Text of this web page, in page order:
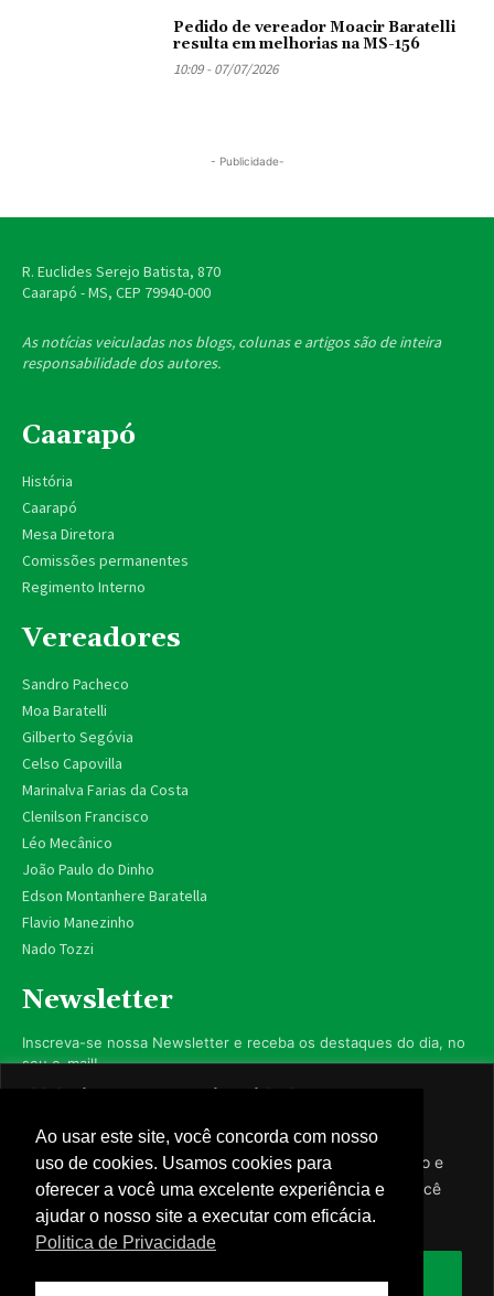
Valorizamos sua privacidade
Utilizamos cookies para aprimorar sua experiência de
navegação, exibir anúncios ou conteúdo personalizado e
analisar nosso tráfego. Ao clicar em “Aceitar todos”, você
concorda com nosso uso de cookies.
Pedido de vereador Moacir Baratelli
resulta em melhorias na MS-156
10:09 - 07/07/2026
- Publicidade-
R. Euclides Serejo Batista, 870
Caarapó - MS, CEP 79940-000
As notícias veiculadas nos blogs, colunas e artigos são de inteira
responsabilidade dos autores.
Caarapó
História
Caarapó
Mesa Diretora
Comissões permanentes
Regimento Interno
Vereadores
Sandro Pacheco
Moa Baratelli
Gilberto Segóvia
Celso Capovilla
Marinalva Farias da Costa
Clenilson Francisco
Léo Mecânico
João Paulo do Dinho
Edson Montanhere Baratella
Flavio Manezinho
Nado Tozzi
Newsletter
Inscreva-se nossa Newsletter e receba os destaques do dia, no
seu e-mail!
Inscrever-se
Nós respeitamos sua privacidade.
Ao usar este site, você concorda com nosso
uso de cookies. Usamos cookies para
oferecer a você uma excelente experiência e
ajudar o nosso site a executar com eficácia.
Politica de Privacidade